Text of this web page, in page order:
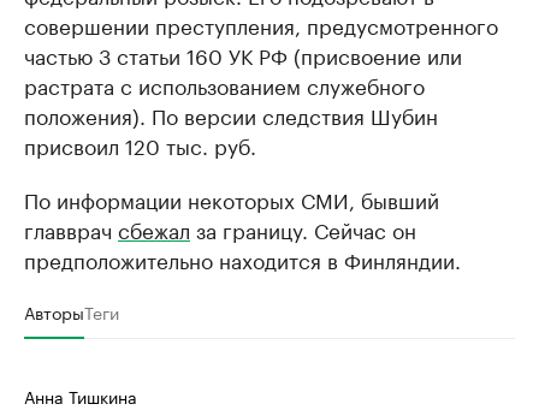
совершении преступления, предусмотренного
частью 3 статьи 160 УК РФ (присвоение или
растрата с использованием служебного
положения). По версии следствия Шубин
присвоил 120 тыс. руб.
По информации некоторых СМИ, бывший
главврач сбежал за границу. Сейчас он
предположительно находится в Финляндии.
АвторыТеги
Анна Тишкина